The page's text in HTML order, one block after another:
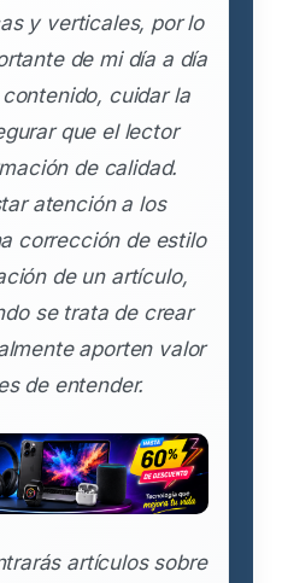
y verticales, por lo
de mi día a día
cuidar la
que el lector
de calidad.
atención a los
corrección de estilo
de un artículo,
se trata de crear
aporten valor
de entender.
artículos sobre